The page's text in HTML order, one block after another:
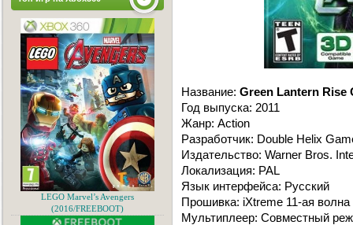
Название: Green Lantern Rise
Год выпуска: 2011
Жанр: Action
Разработчик: Double Helix
Издательство: Warner Bros.
Локализация: PAL
Язык интерфейса: Русский
Прошивка: iXtreme 11-ая
Мультиплеер: Совместный
LEGO Marvel’s Avengers
(2016/FREEBOOT)